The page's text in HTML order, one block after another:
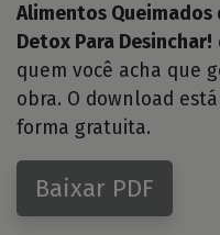
Alimentos Queimados
Detox Para Desinchar!
quem você acha que
obra. O download
forma gratuita.
Baixar PDF